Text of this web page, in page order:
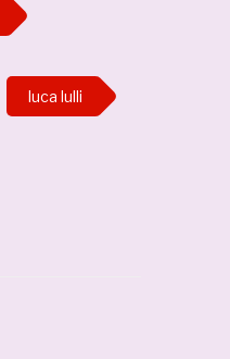
luca lulli